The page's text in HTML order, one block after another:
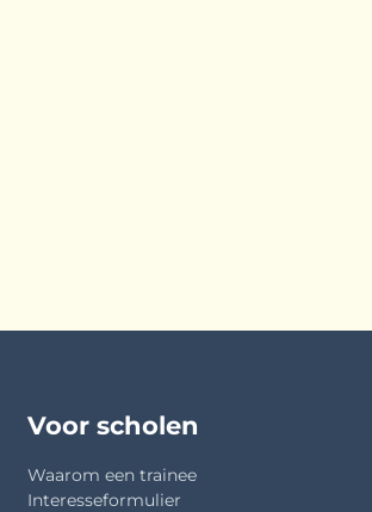
Voor scholen
Waarom een trainee
Interesseformulier